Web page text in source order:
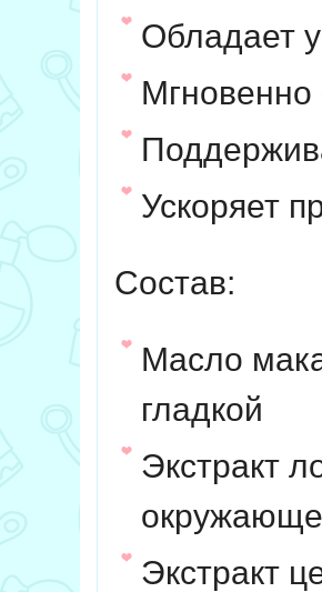
Обладает
Мгновенно
Ускоряет
Состав:
Масло
гладкой
Экстракт
Экстракт